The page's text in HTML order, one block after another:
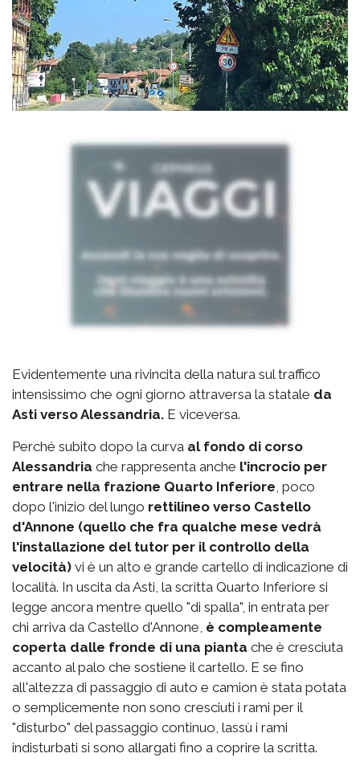
Evidentemente una rivincita della natura sul traffico
intensissimo che ogni giorno attraversa la statale da
Asti verso Alessandria. E viceversa.
Perché subito dopo la curva al fondo di corso
Alessandria che rappresenta anche l'incrocio per
entrare nella frazione Quarto Inferiore, poco
dopo l'inizio del lungo rettilineo verso Castello
d'Annone (quello che fra qualche mese vedrà
l'installazione del tutor per il controllo della
velocità) vi è un alto e grande cartello di indicazione di
località. In uscita da Asti, la scritta Quarto Inferiore si
legge ancora mentre quello "di spalla", in entrata per
chi arriva da Castello d'Annone, è compleamente
coperta dalle fronde di una pianta che è cresciuta
accanto al palo che sostiene il cartello. E se fino
all'altezza di passaggio di auto e camion è stata potata
o semplicemente non sono cresciuti i rami per il
"disturbo" del passaggio continuo, lassù i rami
indisturbati si sono allargati fino a coprire la scritta.